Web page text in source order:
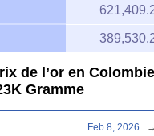
de l’or en
Gramme
Feb 8, 2026 →